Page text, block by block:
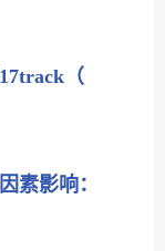
（
素影响：